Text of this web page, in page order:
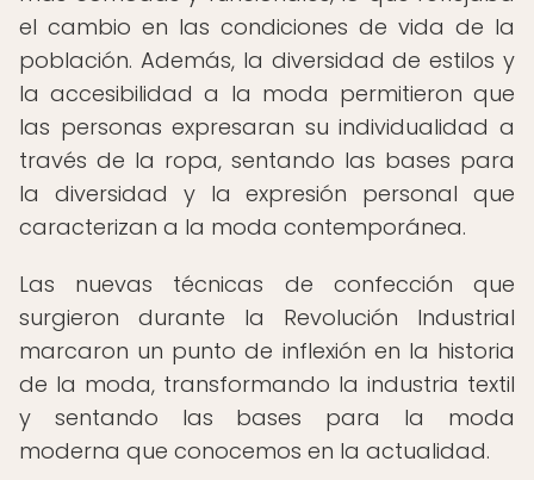
el cambio en las condiciones de vida de la
población. Además, la diversidad de estilos y
la accesibilidad a la moda permitieron que
las personas expresaran su individualidad a
través de la ropa, sentando las bases para
la diversidad y la expresión personal que
caracterizan a la moda contemporánea.
Las nuevas técnicas de confección que
surgieron durante la Revolución Industrial
marcaron un punto de inflexión en la historia
de la moda, transformando la industria textil
y sentando las bases para la moda
moderna que conocemos en la actualidad.